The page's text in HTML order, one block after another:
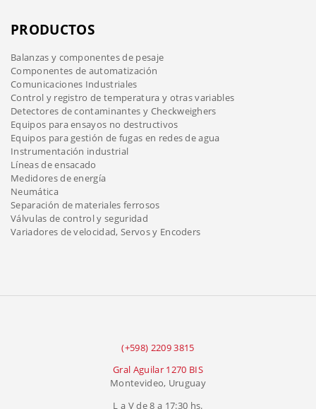
PRODUCTOS
Balanzas y componentes de pesaje
Componentes de automatización
Comunicaciones Industriales
Control y registro de temperatura y otras variables
Detectores de contaminantes y Checkweighers
Equipos para ensayos no destructivos
Equipos para gestión de fugas en redes de agua
Instrumentación industrial
Líneas de ensacado
Medidores de energía
Neumática
Separación de materiales ferrosos
Válvulas de control y seguridad
Variadores de velocidad, Servos y Encoders
(+598) 2209 3815
Gral Aguilar 1270 BIS
Montevideo, Uruguay
L a V de 8 a 17:30 hs.